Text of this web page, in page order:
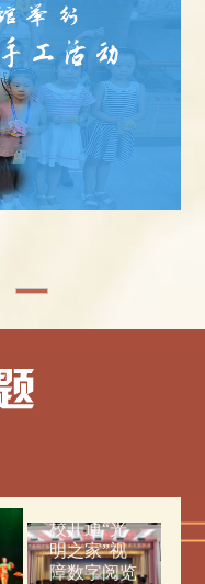
校开通“光
明之家”视
障数字阅览